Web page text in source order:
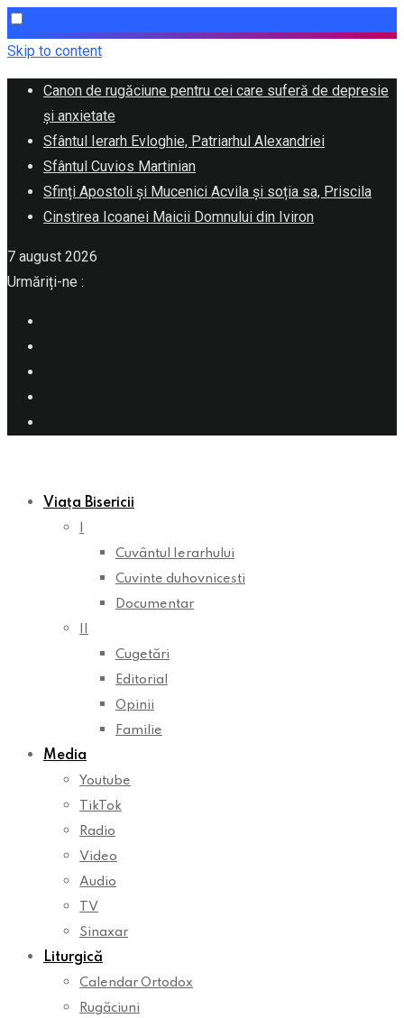
Skip to content
Canon de rugăciune pentru cei care suferă de depresie
și anxietate
Sfântul Ierarh Evloghie, Patriarhul Alexandriei
Sfântul Cuvios Martinian
Sfinți Apostoli și Mucenici Acvila și soția sa, Priscila
Cinstirea Icoanei Maicii Domnului din Iviron
7 august 2026
Urmăriți-ne :
Viața Bisericii
Cuvântul Ierarhului
Cuvinte duhovnicești
Documentar
Cugetări
Editorial
Opinii
Familie
Media
Youtube
TikTok
Radio
Video
Audio
TV
Sinaxar
Liturgică
Calendar Ortodox
Rugăciuni